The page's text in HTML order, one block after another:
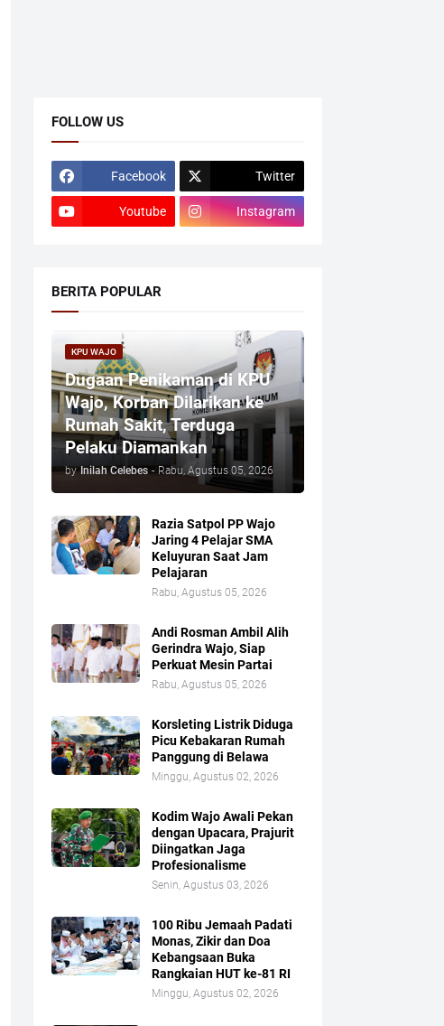
FOLLOW US
Facebook Twitter
Youtube Instagram
BERITA POPULAR
KPU WAJO
Dugaan Penikaman di KPU
Wajo, Korban Dilarikan ke
Rumah Sakit, Terduga
Pelaku Diamankan
by Inilah Celebes - Rabu, Agustus 05, 2026
Razia Satpol PP Wajo
Jaring 4 Pelajar SMA
Keluyuran Saat Jam
Pelajaran
Rabu, Agustus 05, 2026
Andi Rosman Ambil Alih
Gerindra Wajo, Siap
Perkuat Mesin Partai
Rabu, Agustus 05, 2026
Korsleting Listrik Diduga
Picu Kebakaran Rumah
Panggung di Belawa
Minggu, Agustus 02, 2026
Kodim Wajo Awali Pekan
dengan Upacara, Prajurit
Diingatkan Jaga
Profesionalisme
Senin, Agustus 03, 2026
100 Ribu Jemaah Padati
Monas, Zikir dan Doa
Kebangsaan Buka
Rangkaian HUT ke-81 RI
Minggu, Agustus 02, 2026